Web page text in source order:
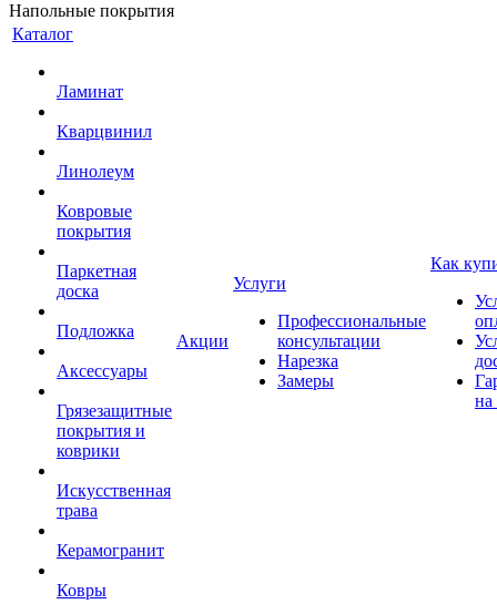
Напольные покрытия
Каталог
Ламинат
Кварцвинил
Линолеум
Ковровые
покрытия
Паркетная
доска
Подложка
Аксессуары
Грязезащитные
покрытия и
коврики
Искусственная
трава
Керамогранит
Ковры
Акции
Услуги
Профессиональные
консультации
Нарезка
Замеры
Как
на